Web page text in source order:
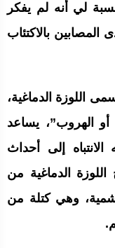
لي أنه لم يفكر
المصابين بالاكتئاب
اللوزة الدماغية،
الهروب”، يساعد
إلى أحداث
الدماغية من
وهي كتلة من